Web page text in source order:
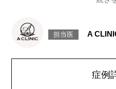
生じることがありますが、通常は数
た、稀にアレルギー反応、細菌感染
費用：
レスチレンリフト※横浜院限定
担当医 A
症例